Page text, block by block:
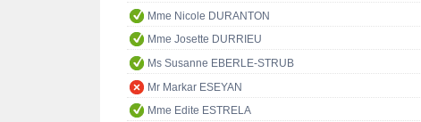
Mme Nicole DURANTON
Mme Josette DURRIEU
Ms Susanne EBERLE-STRUB
Mr Markar ESEYAN
Mme Edite ESTRELA